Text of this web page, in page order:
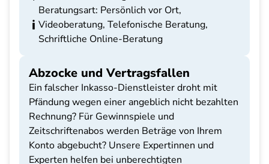
Beratungsart: Persönlich vor Ort,
Videoberatung, Telefonische Beratung,
Schriftliche Online-Beratung
Abzocke und Vertragsfallen
Ein falscher Inkasso-Dienstleister droht mit
Pfändung wegen einer angeblich nicht bezahlten
Rechnung? Für Gewinnspiele und
Zeitschriftenabos werden Beträge von Ihrem
Konto abgebucht? Unsere Expertinnen und
Experten helfen bei unberechtigten